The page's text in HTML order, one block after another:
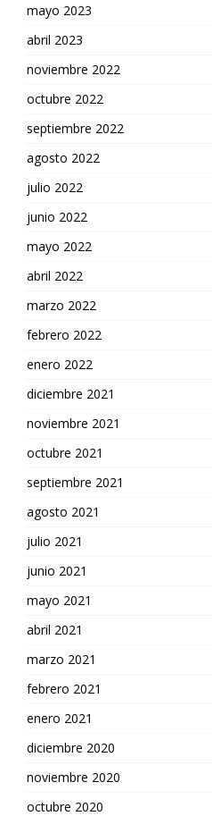
mayo 2023
abril 2023
noviembre 2022
octubre 2022
septiembre 2022
agosto 2022
julio 2022
junio 2022
mayo 2022
abril 2022
marzo 2022
febrero 2022
enero 2022
diciembre 2021
noviembre 2021
octubre 2021
septiembre 2021
agosto 2021
julio 2021
junio 2021
mayo 2021
abril 2021
marzo 2021
febrero 2021
enero 2021
diciembre 2020
noviembre 2020
octubre 2020